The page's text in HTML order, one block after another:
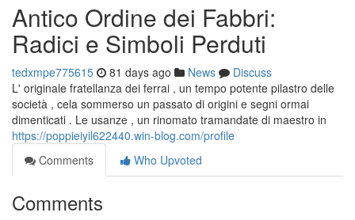
Antico Ordine dei Fabbri:
Radici e Simboli Perduti
tedxmpe775615 81 days ago News
Discuss
L' originale fratellanza dei ferrai , un tempo potente pilastro delle
società , cela sommerso un passato di origini e segni ormai
dimenticati . Le usanze , un rinomato tramandate di maestro in
https://poppieiyil622440.win-blog.com/profile
Comments
Who Upvoted
Comments